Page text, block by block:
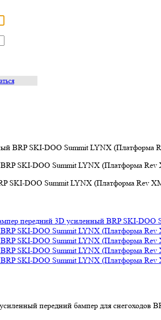
BRP SKI-DOO Summit LYNX (Платформа
SKI-DOO Summit LYNX (Платформа Rev
передний бампер для снегоходов